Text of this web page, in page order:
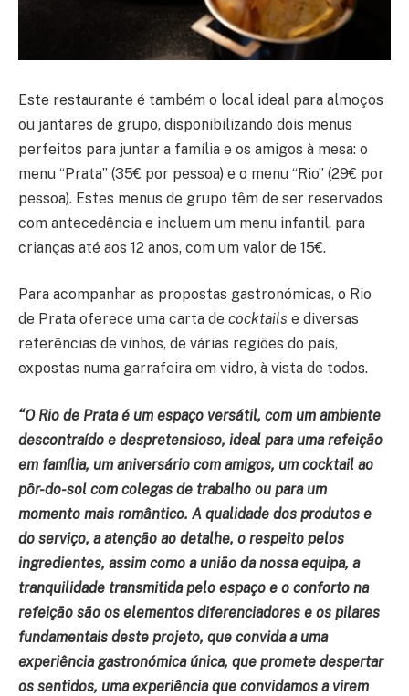
Este restaurante é também o local ideal para almoços
ou jantares de grupo, disponibilizando dois menus
perfeitos para juntar a família e os amigos à mesa: o
menu “Prata” (35€ por pessoa) e o menu “Rio” (29€ por
pessoa). Estes menus de grupo têm de ser reservados
com antecedência e incluem um menu infantil, para
crianças até aos 12 anos, com um valor de 15€.
Para acompanhar as propostas gastronómicas, o Rio
de Prata oferece uma carta de cocktails e diversas
referências de vinhos, de várias regiões do país,
expostas numa garrafeira em vidro, à vista de todos.
“O Rio de Prata é um espaço versátil, com um ambiente
descontraído e despretensioso, ideal para uma refeição
em família, um aniversário com amigos, um cocktail ao
pôr-do-sol com colegas de trabalho ou para um
momento mais romântico. A qualidade dos produtos e
do serviço, a atenção ao detalhe, o respeito pelos
ingredientes, assim como a união da nossa equipa, a
tranquilidade transmitida pelo espaço e o conforto na
refeição são os elementos diferenciadores e os pilares
fundamentais deste projeto, que convida a uma
experiência gastronómica única, que promete despertar
os sentidos, uma experiência que convidamos a virem